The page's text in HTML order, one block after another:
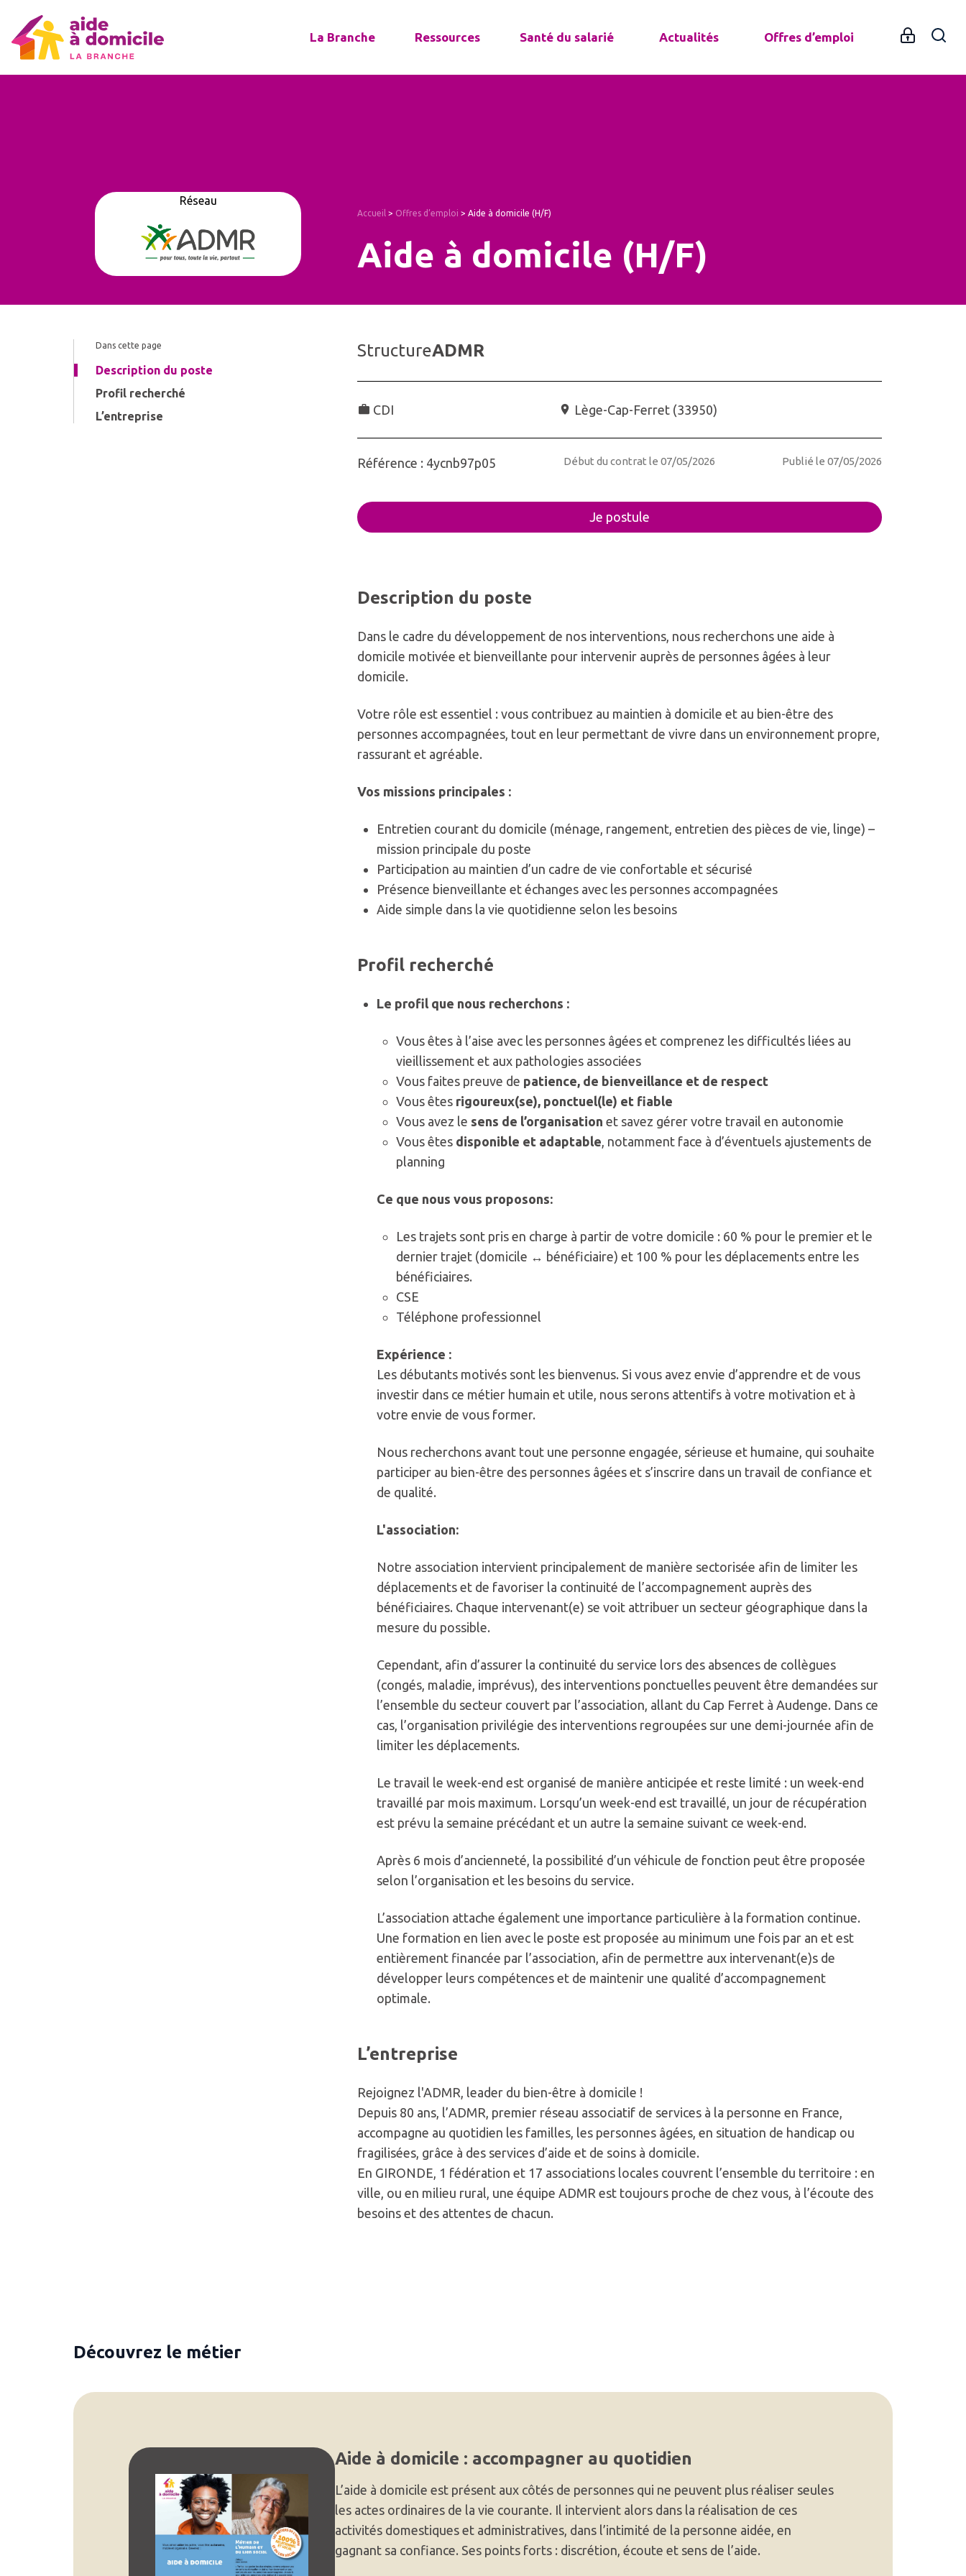
La Branche Ressources Santé du salarié Actualités Offres d’emploi
Réseau
Accueil > Offres d’emploi > Aide à domicile (H/F)
Aide à domicile (H/F)
Dans cette page
Description du poste
Profil recherché
L’entreprise
StructureADMR
CDI Lège-Cap-Ferret (33950)
Référence : 4ycnb97p05 Début du contrat le 07/05/2026 Publié le 07/05/2026
Je postule
Description du poste
Dans le cadre du développement de nos interventions, nous recherchons une aide à
domicile motivée et bienveillante pour intervenir auprès de personnes âgées à leur
domicile.
Votre rôle est essentiel : vous contribuez au maintien à domicile et au bien-être des
personnes accompagnées, tout en leur permettant de vivre dans un environnement propre,
rassurant et agréable.
Vos missions principales :
Entretien courant du domicile (ménage, rangement, entretien des pièces de vie, linge) –
mission principale du poste
Participation au maintien d’un cadre de vie confortable et sécurisé
Présence bienveillante et échanges avec les personnes accompagnées
Aide simple dans la vie quotidienne selon les besoins
Profil recherché
Le profil que nous recherchons :
Vous êtes à l’aise avec les personnes âgées et comprenez les difficultés liées au
vieillissement et aux pathologies associées
Vous faites preuve de patience, de bienveillance et de respect
Vous êtes rigoureux(se), ponctuel(le) et fiable
Vous avez le sens de l’organisation et savez gérer votre travail en autonomie
Vous êtes disponible et adaptable , notamment face à d’éventuels ajustements de
planning
Ce que nous vous proposons:
Les trajets sont pris en charge à partir de votre domicile : 60 % pour le premier et le
dernier trajet (domicile ↔ bénéficiaire) et 100 % pour les déplacements entre les
bénéficiaires.
CSE
Téléphone professionnel
Expérience :
Les débutants motivés sont les bienvenus. Si vous avez envie d’apprendre et de vous
investir dans ce métier humain et utile, nous serons attentifs à votre motivation et à
votre envie de vous former.
Nous recherchons avant tout une personne engagée, sérieuse et humaine, qui souhaite
participer au bien-être des personnes âgées et s’inscrire dans un travail de confiance et
de qualité.
L'association:
Notre association intervient principalement de manière sectorisée afin de limiter les
déplacements et de favoriser la continuité de l’accompagnement auprès des
bénéficiaires. Chaque intervenant(e) se voit attribuer un secteur géographique dans la
mesure du possible.
Cependant, afin d’assurer la continuité du service lors des absences de collègues
(congés, maladie, imprévus), des interventions ponctuelles peuvent être demandées sur
l’ensemble du secteur couvert par l’association, allant du Cap Ferret à Audenge. Dans ce
cas, l’organisation privilégie des interventions regroupées sur une demi-journée afin de
limiter les déplacements.
Le travail le week-end est organisé de manière anticipée et reste limité : un week-end
travaillé par mois maximum. Lorsqu’un week-end est travaillé, un jour de récupération
est prévu la semaine précédant et un autre la semaine suivant ce week-end.
Après 6 mois d’ancienneté, la possibilité d’un véhicule de fonction peut être proposée
selon l’organisation et les besoins du service.
L’association attache également une importance particulière à la formation continue.
Une formation en lien avec le poste est proposée au minimum une fois par an et est
entièrement financée par l’association, afin de permettre aux intervenant(e)s de
développer leurs compétences et de maintenir une qualité d’accompagnement
optimale.
L’entreprise
Rejoignez l'ADMR, leader du bien-être à domicile !
Depuis 80 ans, l’ADMR, premier réseau associatif de services à la personne en France,
accompagne au quotidien les familles, les personnes âgées, en situation de handicap ou
fragilisées, grâce à des services d’aide et de soins à domicile.
En GIRONDE, 1 fédération et 17 associations locales couvrent l’ensemble du territoire : en
ville, ou en milieu rural, une équipe ADMR est toujours proche de chez vous, à l’écoute des
besoins et des attentes de chacun.
Découvrez le métier
Aide à domicile : accompagner au quotidien
L’aide à domicile est présent aux côtés de personnes qui ne peuvent plus réaliser seules
les actes ordinaires de la vie courante. Il intervient alors dans la réalisation de ces
activités domestiques et administratives, dans l’intimité de la personne aidée, en
gagnant sa confiance. Ses points forts : discrétion, écoute et sens de l’aide.